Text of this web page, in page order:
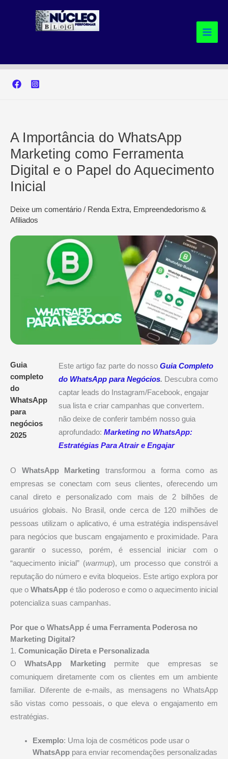
A Importância do WhatsApp
Marketing como Ferramenta
Digital e o Papel do Aquecimento
Inicial
Deixe um comentário / Renda Extra, Empreendedorismo &
Afiliados
Guia
completo
do
WhatsApp
para
negócios
2025
Este artigo faz parte do nosso Guia Completo
do WhatsApp para Negócios. Descubra como
captar leads do Instagram/Facebook, engajar
sua lista e criar campanhas que convertem.
não deixe de conferir também nosso guia
aprofundado: Marketing no WhatsApp:
Estratégias Para Atrair e Engajar
O WhatsApp Marketing transformou a forma como as
empresas se conectam com seus clientes, oferecendo um
canal direto e personalizado com mais de 2 bilhões de
usuários globais. No Brasil, onde cerca de 120 milhões de
pessoas utilizam o aplicativo, é uma estratégia indispensável
para negócios que buscam engajamento e proximidade. Para
garantir o sucesso, porém, é essencial iniciar com o
“aquecimento inicial” (warmup), um processo que constrói a
reputação do número e evita bloqueios. Este artigo explora por
que oWhatsAppé tão poderoso e como o aquecimento inicial
potencializa suas campanhas.
Por que o WhatsApp é uma Ferramenta Poderosa no
Marketing Digital?
1. Comunicação Direta e Personalizada
OWhatsApp Marketing permite que empresas se
comuniquem diretamente com os clientes em um ambiente
familiar. Diferente de e-mails, as mensagens no WhatsApp
são vistas como pessoais, o que eleva o engajamento em
estratégias.
Exemplo: Uma loja de cosméticos pode usar o
WhatsApp para enviar recomendações personalizadas